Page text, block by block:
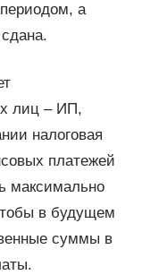
а
лиц – ИП,
налоговая
платежей
максимально
в будущем
суммы в